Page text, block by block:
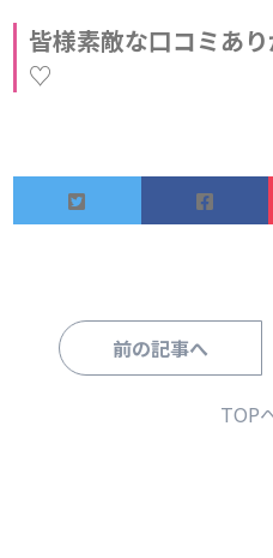
皆様素敵な口コミあ
♡
前の記事へ
TOP